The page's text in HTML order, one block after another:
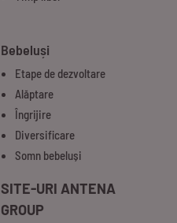
Bebeluși
Etape de dezvoltare
Alăptare
Îngrijire
Diversificare
Somn bebeluși
SITE-URI ANTENA
GROUP